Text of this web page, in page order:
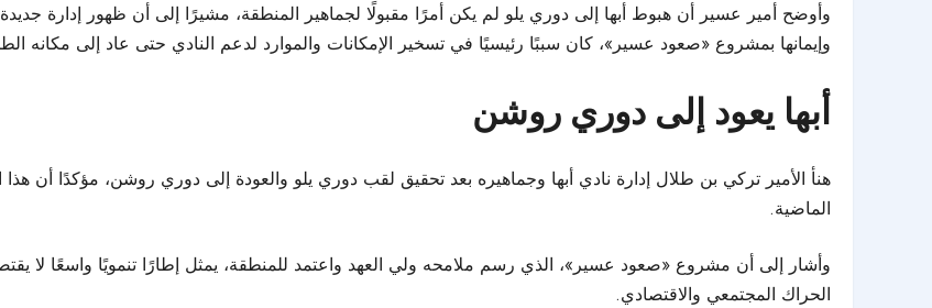
وأوضح أمير عسير أن هبوط أبها إلى دوري يلو لم يكن أمرًا مقبولًا لجماهير المنطقة، مشيرًا إلى أن ظهور إدارة
وإيمانها بمشروع «صعود عسير»، كان سببًا رئيسيًا في تسخير الإمكانات والموارد لدعم النادي حتى عاد إلى مكانه
أبها يعود إلى دوري روشن
هنأ الأمير تركي بن طلال إدارة نادي أبها وجماهيره بعد تحقيق لقب دوري يلو والعودة إلى دوري روشن، مؤكدًا أن
الماضية.
وأشار إلى أن مشروع «صعود عسير»، الذي رسم ملامحه ولي العهد واعتمد للمنطقة، يمثل إطارًا تنمويًا واسعًا لا
الحراك المجتمعي والاقتصادي.